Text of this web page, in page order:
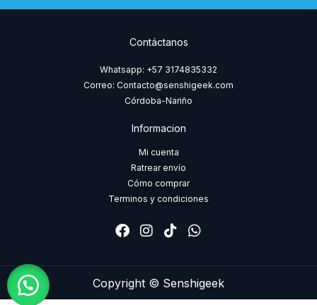
Contáctanos
Whatsapp: +57 3174835332
Correo: Contacto@senshigeek.com
Córdoba-Nariño
Informacion
Mi cuenta
Ratrear envío
Cómo comprar
Terminos y condiciones
F
a
e
b
o
I
n
t
a
g
T
i
t
o
k
W
h
t
s
a
Copyright © Senshigeek